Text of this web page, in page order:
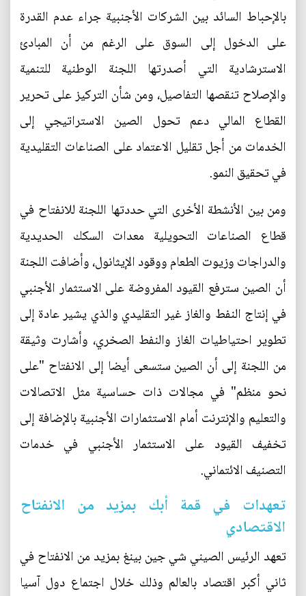
بالإحباط السائد بين الشركات الأجنبية جراء عدم القدرة
على الدخول إلى السوق على الرغم من أن المبادئ
الاسترشادية التي أصدرتها اللجنة الوطنية للتنمية
والإصلاح تنقصها التفاصيل، ومن شأن التركيز على تحرير
القطاع المالي دعم تحول الصين الاستراتيجي إلى
الخدمات من أجل تقليل الاعتماد على الصناعات التقليدية
في تحقيق النمو.
ومن بين الأنشطة الأخرى التي حددتها اللجنة للانفتاح في
قطاع الصناعات التحويلية معدات السكك الحديدية
والدراجات وزيوت الطعام ووقود الإيثانول، وأضافت اللجنة
أن الصين سترفع القيود المفروضة على الاستثمار الأجنبي
في إنتاج النفط والغاز غير التقليدي والذي يشير عادة إلى
تطوير احتياطيات الغاز والنفط الصخري، وأشارت وثيقة
من اللجنة إلى أن الصين ستسعى أيضا إلى الانفتاح "على
نحو منظم" في مجالات ذات حساسية مثل الاتصالات
والتعليم والإنترنت أمام الاستثمارات الأجنبية بالإضافة إلى
تخفيف القيود على الاستثمار الأجنبي في خدمات
التصنيف الائتماني.
تعهدات في قمة أبك بمزيد من الانفتاح
الاقتصادي
تعهد الرئيس الصيني شي جين بينغ بمزيد من الانفتاح في
ثاني أكبر اقتصاد بالعالم وذلك خلال اجتماع دول آسيا